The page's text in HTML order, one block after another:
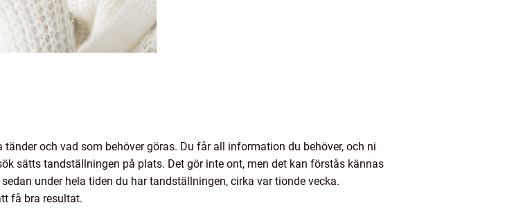
och vad som behöver göras. Du får all information du behöver, och ni
sätts tandställningen på plats. Det gör inte ont, men det kan förstås kännas
under hela tiden du har tandställningen, cirka var tionde vecka.
få bra resultat.